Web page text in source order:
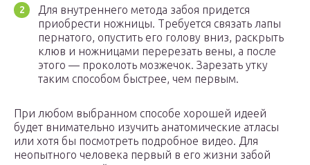
Для внутреннего метода забоя придется
приобрести ножницы. Требуется связать лапы
пернатого, опустить его голову вниз, раскрыть
клюв и ножницами перерезать вены, а после
этого — проколоть мозжечок. Зарезать утку
таким способом быстрее, чем первым.
При любом выбранном способе хорошей идеей
будет внимательно изучить анатомические атласы
или хотя бы посмотреть подробное видео. Для
неопытного человека первый в его жизни забой